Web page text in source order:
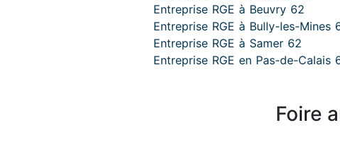
Entreprise RGE à Beuvry 62
Entreprise RGE à Bully-les-Mines
Entreprise RGE à Samer 62
Entreprise RGE en Pas-de-Calais
Foire